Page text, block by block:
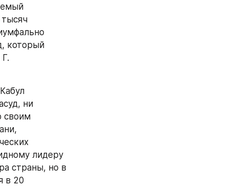
который
ни
своим
лидеру
страны, но в
в 20